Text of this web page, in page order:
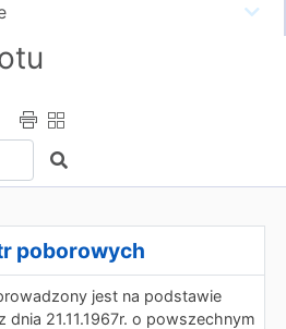
Szukaj
poborowych
jest na podstawie
dnia 21.11.1967r. o powszechnym